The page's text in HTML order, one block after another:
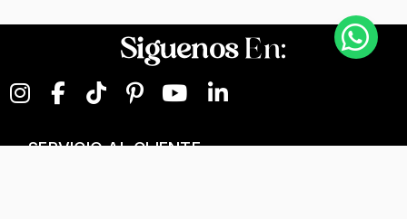
SiguenosEn:
SERVICIO AL CLIENTE